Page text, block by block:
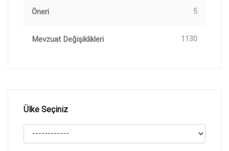
Öneri 5
Mevzuat Değişiklikleri 1130
Ülke Seçiniz